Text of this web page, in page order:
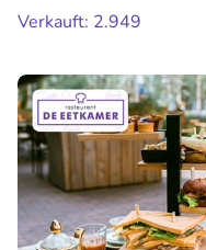
Verkauft: 2.949